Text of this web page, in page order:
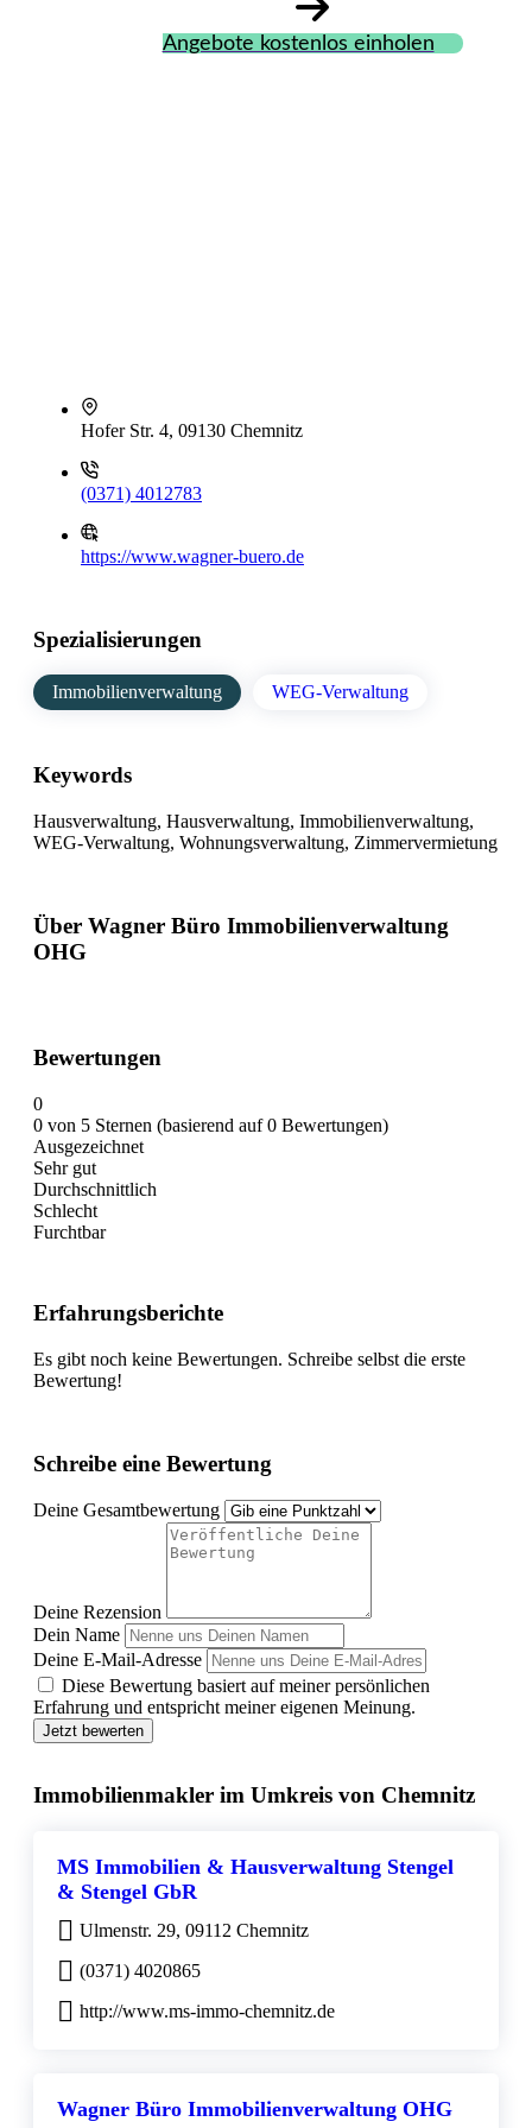
Angebote kostenlos einholen
Hofer Str. 4, 09130 Chemnitz
(0371) 4012783
https://www.wagner-buero.de
Spezialisierungen
Immobilienverwaltung WEG-Verwaltung
Keywords
Hausverwaltung, Hausverwaltung, Immobilienverwaltung,
WEG-Verwaltung, Wohnungsverwaltung, Zimmervermietung
Über Wagner Büro Immobilienverwaltung
OHG
Bewertungen
0
0 von 5 Sternen (basierend auf 0 Bewertungen)
Ausgezeichnet
Sehr gut
Durchschnittlich
Schlecht
Furchtbar
Erfahrungsberichte
Es gibt noch keine Bewertungen. Schreibe selbst die erste
Bewertung!
Schreibe eine Bewertung
Deine Gesamtbewertung
Deine Rezension
Dein Name
Deine E-Mail-Adresse
Diese Bewertung basiert auf meiner persönlichen
Erfahrung und entspricht meiner eigenen Meinung.
Jetzt bewerten
Immobilienmakler im Umkreis von Chemnitz
MS Immobilien & Hausverwaltung Stengel
& Stengel GbR
Ulmenstr. 29, 09112 Chemnitz
(0371) 4020865
http://www.ms-immo-chemnitz.de
Wagner Büro Immobilienverwaltung OHG